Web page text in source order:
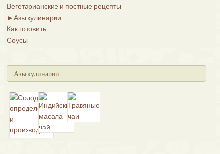
Вегетарианские и постные рецепты
►Азы кулинарии
Как готовить
Соусы
Азы кулинарии